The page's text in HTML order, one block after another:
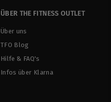
ÜBER THE FITNESS OUTLET
Über uns
TFO Blog
Hilfe & FAQ's
Infos über Klarna